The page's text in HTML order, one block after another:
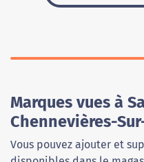
Marques vues à
Chennevières-
Vous pouvez ajouter et